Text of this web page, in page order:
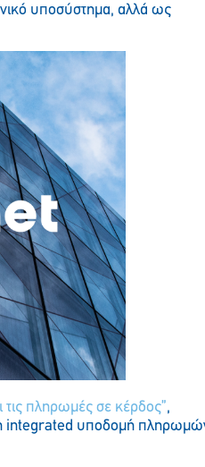
υποσύστημα, αλλά ως
τις πληρωμές σε κέρδος”,
integrated υποδομή